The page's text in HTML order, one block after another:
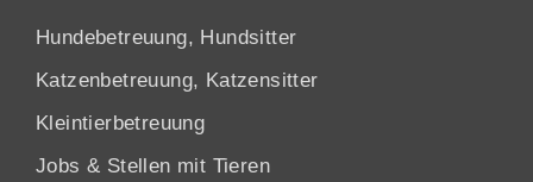
Hundebetreuung, Hundsitter
Katzenbetreuung, Katzensitter
Kleintierbetreuung
Jobs & Stellen mit Tieren